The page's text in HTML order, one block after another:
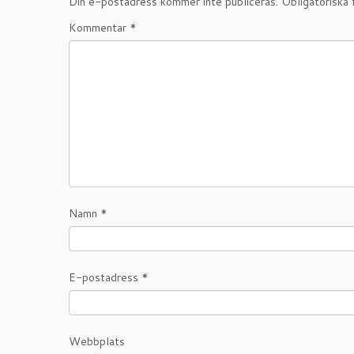
Kommentar *
Namn *
E-postadress *
Webbplats